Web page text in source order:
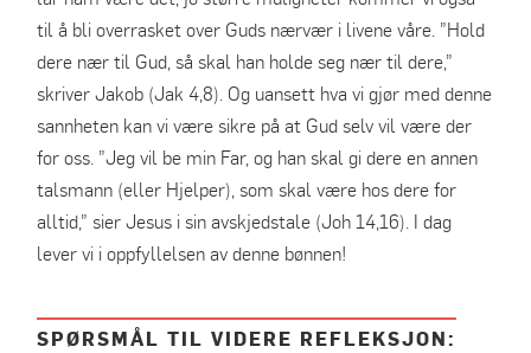
til å bli overrasket over Guds nærvær i livene våre. ”Hold
dere nær til Gud, så skal han holde seg nær til dere,”
skriver Jakob (Jak 4,8). Og uansett hva vi gjør med denne
sannheten kan vi være sikre på at Gud selv vil være der
for oss. ”Jeg vil be min Far, og han skal gi dere en annen
talsmann (eller Hjelper), som skal være hos dere for
alltid,” sier Jesus i sin avskjedstale (Joh 14,16). I dag
lever vi i oppfyllelsen av denne bønnen!
SPØRSMÅL TIL VIDERE REFLEKSJON: